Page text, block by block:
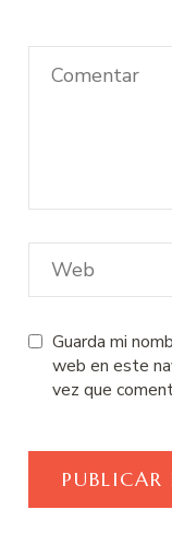
Guarda mi
web en este
vez que